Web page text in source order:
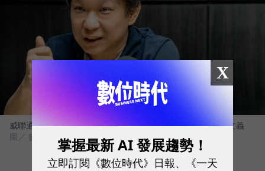
威聯通科技（QNAP）總經理暨威強電集團（IEI）董事長 劉文義
圖／ 數位時代
X
掌握最新 AI 發展趨勢！
立即訂閱《數位時代》日報、《一天